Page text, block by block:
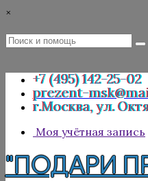
Перейти
содержимому
×
Поиск
+7 (495) 142-25-02
prezent-
г.Москва, ул.
Моя учётная запись
"ПОДАРИ